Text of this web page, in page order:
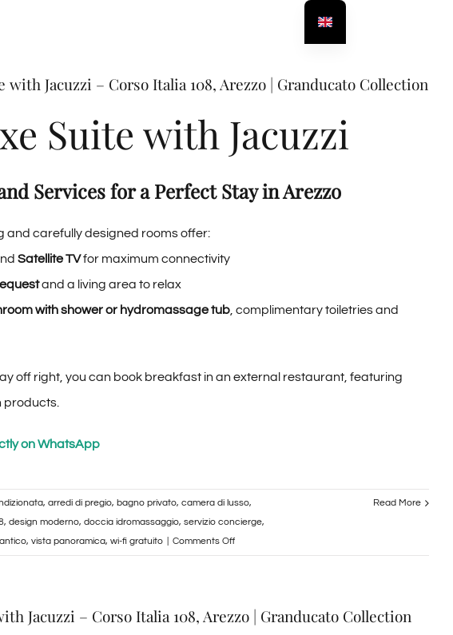
with Jacuzzi – Corso Italia 108, Arezzo | Granducato Collection
Suite with Jacuzzi
Services for a Perfect Stay in Arezzo
and carefully designed rooms offer:
Satellite TVfor maximum connectivity
and a living area to relax
with shower or hydromassage tub, complimentary toiletries and
off right, you can book breakfast in an external restaurant, featuring
products.
on WhatsApp
, arredi di pregio, bagno privato, camera di lusso,
, design moderno, doccia idromassaggio, servizio concierge,
, vista panoramica, wi-fi gratuito Comments Offon
Jacuzzi
Read More
Jacuzzi – Corso Italia 108, Arezzo | Granducato Collection